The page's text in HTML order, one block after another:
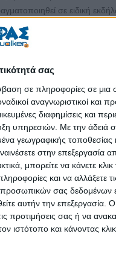
σας
σε πληροφορίες σε
αναγνωριστικοί και
διαφημίσεις και
υπηρεσιών. Με την άδειά
γεωγραφικής τοποθεσίας
στην επεξεργασία
μπορείτε να κάνετε κλικ
και να αλλάξετε
σας δεδομένων
αυτήν την επεξεργασία.
προτιμήσεις σας ή να
ιστότοπο και κάνοντας
σε ειδική
από το 70% της επιφάνειας
τη δασοκάλυψη
15% και η δασοκάλυψη το
, 28/12/2024
βάλτος… Ιταλία,
αρχαιοελληνικό «Αἰθίοψ»,
της. Ερυθραία: πήρε
υπτίως του Αιγαίου. Οι
«η Άπω Ιωνία».
ο Τελαμώνιος. Η
εγγονής του
Όταν προέρχονται από
σε όλους τους κλάδους